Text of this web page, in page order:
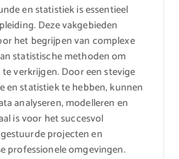
en statistiek is essentieel
Deze vakgebieden
het begrijpen van complexe
statistische methoden om
verkrijgen. Door een stevige
en statistiek te hebben, kunnen
analyseren, modelleren en
is voor het succesvol
projecten en
professionele omgevingen.